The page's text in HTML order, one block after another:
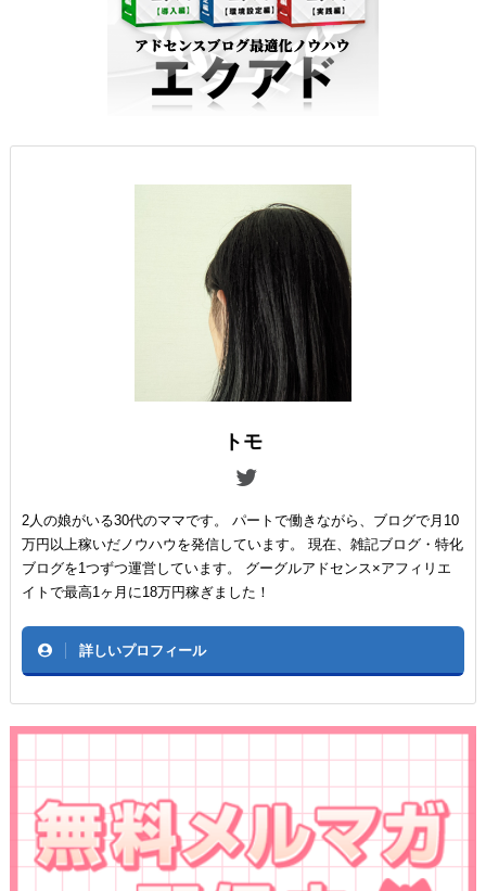
トモ
2人の娘がいる30代のママです。 パートで働きながら、ブログで月10
万円以上稼いだノウハウを発信しています。 現在、雑記ブログ・特化
ブログを1つずつ運営しています。 グーグルアドセンス×アフィリエ
イトで最高1ヶ月に18万円稼ぎました！
詳しいプロフィール